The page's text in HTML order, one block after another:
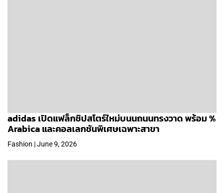
adidas เปิดแฟล็กชิปสโตร์ใหม่บนนถนนทรงวาด พร้อม %
Arabica และคอลเลกชันพิเศษเฉพาะสาขา
Fashion | June 9, 2026